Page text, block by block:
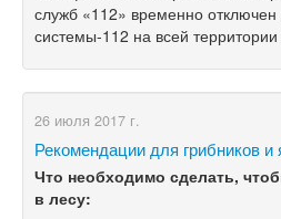
служб «112» временно
системы-112 на всей
26 июля 2017 г.
Рекомендации для грибников и
Что необходимо сделать,
в лесу: